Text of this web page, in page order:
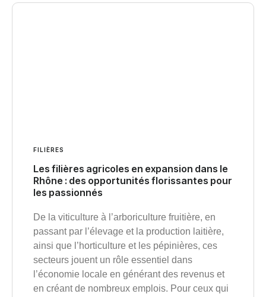
FILIÈRES
Les filières agricoles en expansion dans le
Rhône : des opportunités florissantes pour
les passionnés
De la viticulture à l’arboriculture fruitière, en
passant par l’élevage et la production laitière,
ainsi que l’horticulture et les pépinières, ces
secteurs jouent un rôle essentiel dans
l’économie locale en générant des revenus et
en créant de nombreux emplois. Pour ceux qui